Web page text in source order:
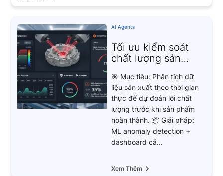
AI Agents
Tối ưu kiểm soát
chất lượng sản
đoán lỗi theo thời
gian thực
🎯 Mục tiêu: Phân tích dữ
liệu sản xuất theo thời gian
thực để dự đoán lỗi chất
lượng trước khi sản phẩm
hoàn thành. 📦 Giải pháp:
ML anomaly detection +
dashboard cả...
Xem Thêm